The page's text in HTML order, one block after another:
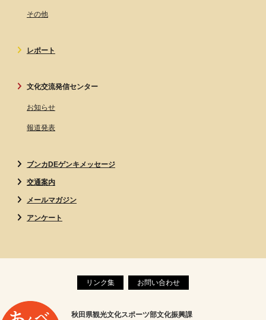
その他
レポート
文化交流発信センター
お知らせ
報道発表
ブンカDEゲンキメッセージ
交通案内
メールマガジン
アンケート
リンク集 お問い合わせ
秋田県観光文化スポーツ部文化振興課